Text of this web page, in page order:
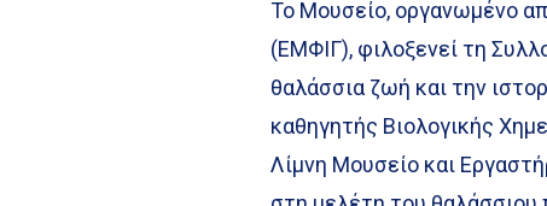
Το Μουσείο, οργανωμένο
(ΕΜΦΙΓ), φιλοξενεί τη
θαλάσσια ζωή και την
καθηγητής Βιολογικής
Λίμνη Μουσείο και